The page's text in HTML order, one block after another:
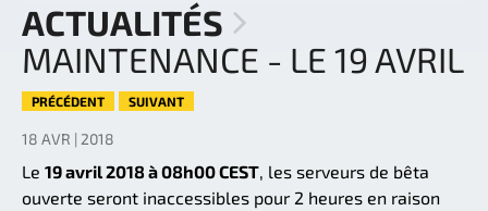
ACTUALITÉS
MAINTENANCE - LE 19 AVRIL
PRÉCÉDENT SUIVANT
18 AVR | 2018
Le 19 avril 2018 à 08h00 CEST, les serveurs de bêta
ouverte seront inaccessibles pour 2 heures en raison